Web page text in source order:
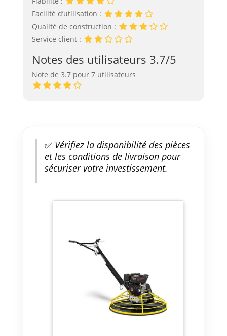
Facilité d’utilisation :
Qualité de construction :
Service client :
Notes des utilisateurs 3.7/5
Note de 3.7 pour 7 utilisateurs
✅Vérifiez la disponibilité des pièces
et les conditions de livraison pour
sécuriser votre investissement.